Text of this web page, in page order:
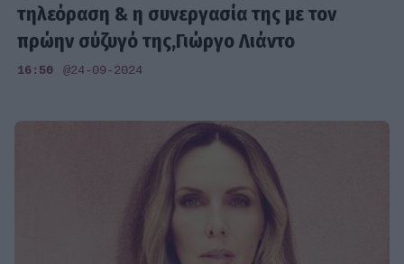
τηλεόραση & η συνεργασία της με τον
πρώην σύζυγό της,Γιώργο Λιάντο
16:50 @24-09-2024